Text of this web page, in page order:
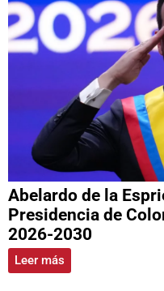
Abelardo de la
Presidencia de
2026-2030
Leer más